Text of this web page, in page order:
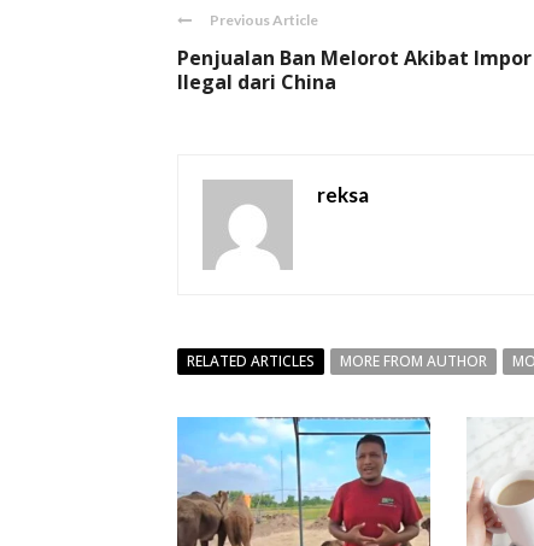
Previous Article
Penjualan Ban Melorot Akibat Impor
Ilegal dari China
reksa
RELATED ARTICLES MORE FROM AUTHOR